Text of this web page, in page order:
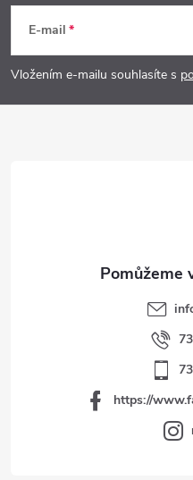
p
a
E-mail
Vložením e-mailu souhlasíte s
https://